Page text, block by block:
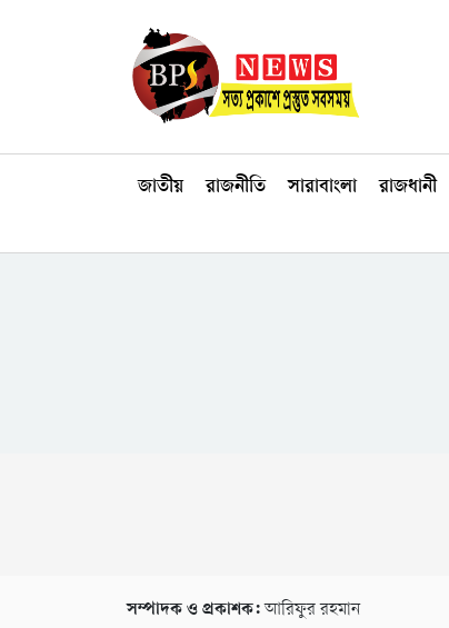
জাতীয় রাজনীতি সারাবাংলা রাজধানী
সম্পাদক ও প্রকাশক:আরিফুর রহমান